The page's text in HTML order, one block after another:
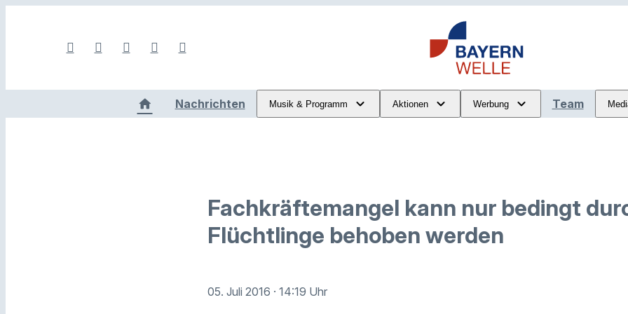
Nachrichten Musik & Programm Aktionen Werbung Team
Fachkräftemangel kann nur bedingt
Flüchtlinge behoben werden
05. Juli 2016 · 14:19 Uhr